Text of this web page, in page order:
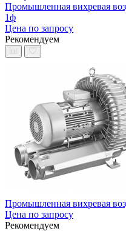
Промышленная вихревая
1ф
Цена по запросу
Рекомендуем
Промышленная вихревая
Цена по запросу
Рекомендуем